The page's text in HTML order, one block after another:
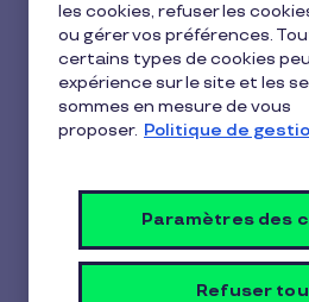
1 min de lecture 11
lecture
Le Pluxee CESU ne peut
prestataires agréés de
Vous pouvez retrouver un
servicesalapersonne.gouv.fr.
les cookies, refuser les
ou gérer vos préférences.
certains types de cookies
expérience sur le site et les
sommes en mesure de vous
proposer. Politique de
Paramètres des
Refuser